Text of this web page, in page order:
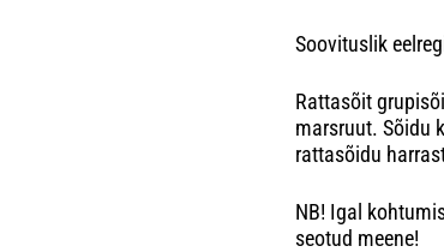
Soovituslik
Rattasõit
marsruut. Sõidu
rattasõidu
NB! Igal
seotud meene!